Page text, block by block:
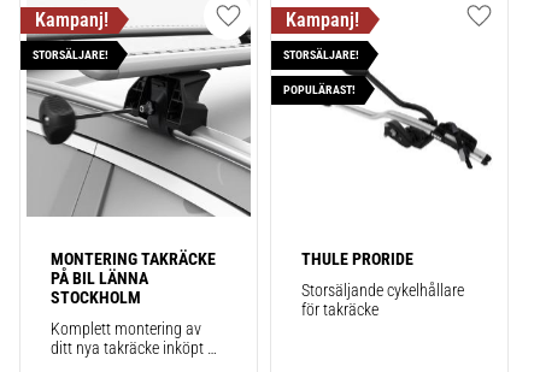
MONTERING TAKRÄCKE
PÅ BIL LÄNNA
STOCKHOLM
Komplett montering av
ditt nya takräcke inköpt
STORSÄLJARE!
Lägg till i favoriter
THULE PRORIDE
Storsäljande cykelhållare
för takräcke
STORSÄLJARE!
POPULÄRAST!
Lägg